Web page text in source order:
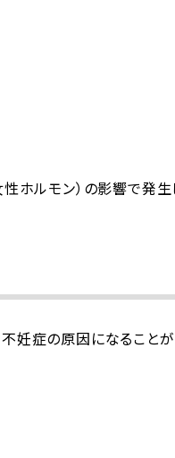
ホルモン）の影響で発生
妊症の原因になることが